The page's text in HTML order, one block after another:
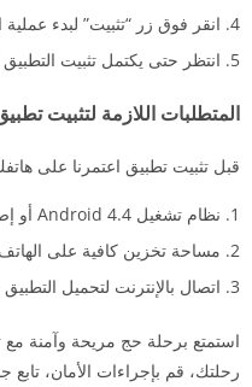
انقر فوق زر “تثبيت” لبدء عملية
انتظر حتى يكتمل تثبيت
المتطلبات اللازمة لتثبيت
قبل تثبيت تطبيق اعتمرنا على
نظام تشغيل Android 4.4 أو إصدار أحدث.
مساحة تخزين كافية على
اتصال بالإنترنت لتحميل
رحلتك، قم بإجراءات الأمان،